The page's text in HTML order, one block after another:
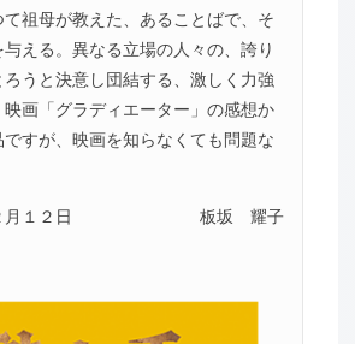
祖母が教えた、あることばで、そ
える。異なる立場の人々の、誇り
ろうと決意し団結する、激しく力強
映画「グラディエーター」の感想か
ですが、映画を知らなくても問題な
月１２日 板坂 耀子